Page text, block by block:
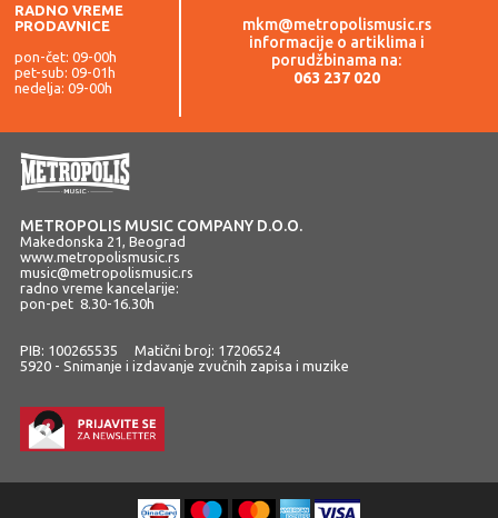
RADNO VREME
PRODAVNICE
pon-čet: 09-00h
pet-sub: 09-01h
nedelja: 09-00h
mkm@metropolismusic.rs
informacije o artiklima i
porudžbinama na:
063 237 020
METROPOLIS MUSIC COMPANY D.O.O.
Makedonska 21, Beograd
www.metropolismusic.rs
music@metropolismusic.rs
radno vreme kancelarije:
pon-pet 8.30-16.30h
PIB: 100265535 Matični broj: 17206524
5920 - Snimanje i izdavanje zvučnih zapisa i muzike